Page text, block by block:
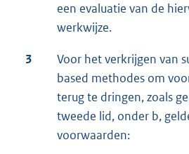
een evaluatie van de
werkwijze.
3
Voor het verkrijgen van
based methodes om
terug te dringen, zoals
tweede lid, onder b,
voorwaarden: